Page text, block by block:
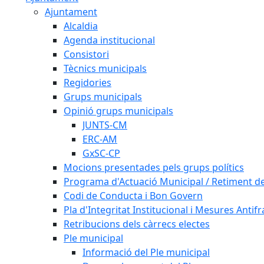
Ajuntament
Alcaldia
Agenda institucional
Consistori
Tècnics municipals
Regidories
Grups municipals
Opinió grups municipals
JUNTS-CM
ERC-AM
GxSC-CP
Mocions presentades pels grups polítics
Programa d'Actuació Municipal / Retiment
Codi de Conducta i Bon Govern
Pla d'Integritat Institucional i Mesures
Retribucions dels càrrecs electes
Ple municipal
Informació del Ple municipal